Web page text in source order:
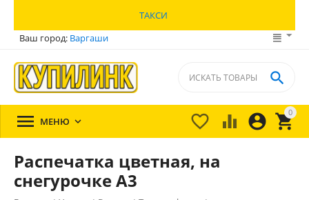
ТАКСИ
Ваш город: Варгаши
0


 

 МЕНЮ 
Распечатка цветная, на
снегурочке А3